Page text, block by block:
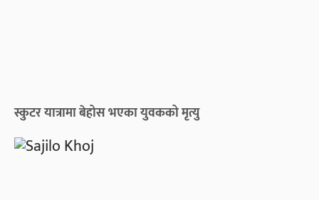
स्कुटर यात्रामा बेहोस भएका युवकको मृत्यु